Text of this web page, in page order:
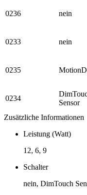
0236 nein
0233 nein
0235
0234
Sensor
Zusätzliche Informationen
Leistung (Watt)
12, 6, 9
Schalter
nein, DimTouch